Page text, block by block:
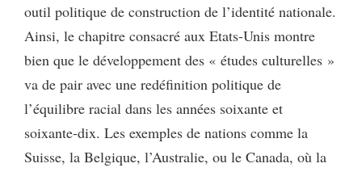
outil politique de construction de l’identité nationale.
Ainsi, le chapitre consacré aux Etats-Unis montre
bien que le développement des « études culturelles »
va de pair avec une redéfinition politique de
l’équilibre racial dans les années soixante et
soixante-dix. Les exemples de nations comme la
Suisse, la Belgique, l’Australie, ou le Canada, où la